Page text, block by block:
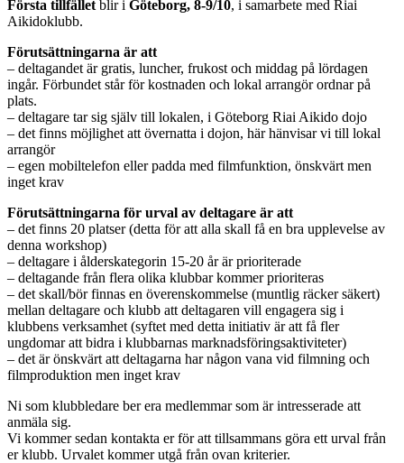
Första tillfället blir i Göteborg, 8-9/10, i samarbete med Riai
Aikidoklubb.
Förutsättningarna är att
– deltagandet är gratis, luncher, frukost och middag på lördagen
ingår. Förbundet står för kostnaden och lokal arrangör ordnar på
plats.
– deltagare tar sig själv till lokalen, i Göteborg Riai Aikido dojo
– det finns möjlighet att övernatta i dojon, här hänvisar vi till lokal
arrangör
– egen mobiltelefon eller padda med filmfunktion, önskvärt men
inget krav
Förutsättningarna för urval av deltagare är att
– det finns 20 platser (detta för att alla skall få en bra upplevelse av
denna workshop)
– deltagare i ålderskategorin 15-20 år är prioriterade
– deltagande från flera olika klubbar kommer prioriteras
– det skall/bör finnas en överenskommelse (muntlig räcker säkert)
mellan deltagare och klubb att deltagaren vill engagera sig i
klubbens verksamhet (syftet med detta initiativ är att få fler
ungdomar att bidra i klubbarnas marknadsföringsaktiviteter)
– det är önskvärt att deltagarna har någon vana vid filmning och
filmproduktion men inget krav
Ni som klubbledare ber era medlemmar som är intresserade att
anmäla sig.
Vi kommer sedan kontakta er för att tillsammans göra ett urval från
er klubb. Urvalet kommer utgå från ovan kriterier.